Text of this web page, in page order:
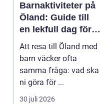
Barnaktiviteter på
Öland: Guide till
en lekfull dag för
hela familjen
Att resa till Öland med
barn väcker ofta
samma fråga: vad ska
ni göra för ...
30 juli 2026